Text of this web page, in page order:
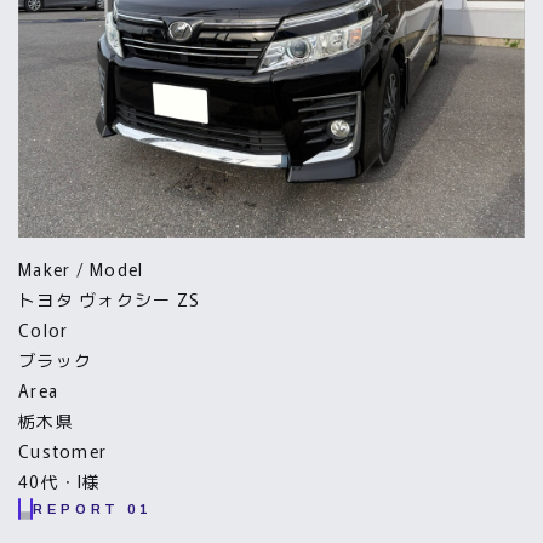
Maker / Model
トヨタ ヴォクシー ZS
Color
ブラック
Area
栃木県
Customer
40代・I様
REPORT 01